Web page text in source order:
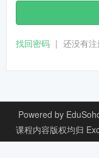
找回密码 | 还没有注
Powered by
课程内容版权均归